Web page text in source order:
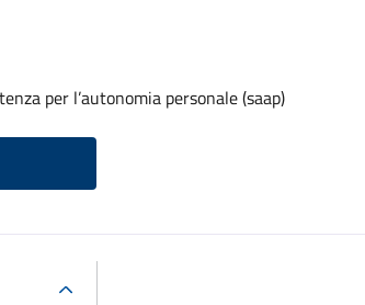
per l’autonomia personale (saap)